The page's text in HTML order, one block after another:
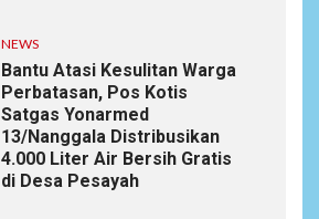
NEWS
Bantu Atasi Kesulitan Warga
Perbatasan, Pos Kotis
Satgas Yonarmed
13/Nanggala Distribusikan
4.000 Liter Air Bersih Gratis
di Desa Pesayah